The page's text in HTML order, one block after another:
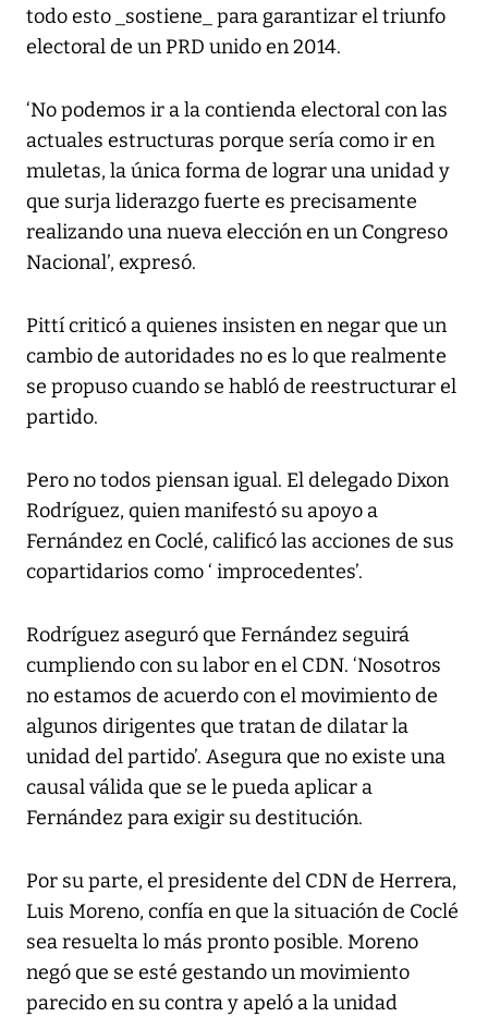
todo esto _sostiene_ para garantizar el triunfo
electoral de un PRD unido en 2014.
‘No podemos ir a la contienda electoral con las
actuales estructuras porque sería como ir en
muletas, la única forma de lograr una unidad y
que surja liderazgo fuerte es precisamente
realizando una nueva elección en un Congreso
Nacional’, expresó.
Pittí criticó a quienes insisten en negar que un
cambio de autoridades no es lo que realmente
se propuso cuando se habló de reestructurar el
partido.
Pero no todos piensan igual. El delegado Dixon
Rodríguez, quien manifestó su apoyo a
Fernández en Coclé, calificó las acciones de sus
copartidarios como ‘ improcedentes’.
Rodríguez aseguró que Fernández seguirá
cumpliendo con su labor en el CDN. ‘Nosotros
no estamos de acuerdo con el movimiento de
algunos dirigentes que tratan de dilatar la
unidad del partido’. Asegura que no existe una
causal válida que se le pueda aplicar a
Fernández para exigir su destitución.
Por su parte, el presidente del CDN de Herrera,
Luis Moreno, confía en que la situación de Coclé
sea resuelta lo más pronto posible. Moreno
negó que se esté gestando un movimiento
parecido en su contra y apeló a la unidad